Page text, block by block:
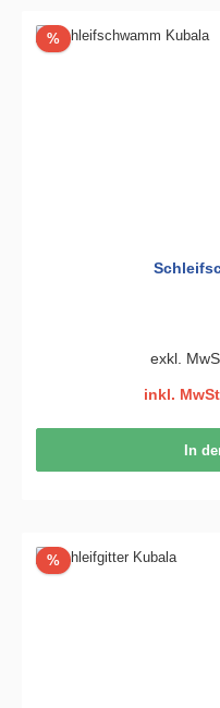
%Rabatt
exkl.
inkl.
In
%Rabatt